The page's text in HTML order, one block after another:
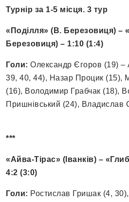
Турнір за 1-5 місця. 3 тур
«Поділля» (В. Березовиця) –
Березовиця) – 1:10 (1:4)
Голи: Олександр Єгоров (19) –
39, 40, 44), Назар Процик (15),
(16), Володимир Грабчак (18),
Пришнівський (24), Владислав
***
«Айва-Тірас» (Іванків) –
4:2 (3:0)
Голи: Ростислав Гришак (4,